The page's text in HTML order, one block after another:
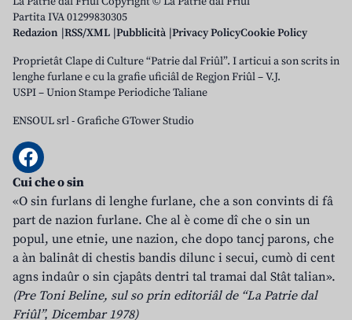
Partita IVA 01299830305
Redazion RSS/XML Pubblicità Privacy PolicyCookie Policy
Proprietât Clape di Culture “Patrie dal Friûl”. I articui a son scrits in
lenghe furlane e cu la grafie uficiâl de Regjon Friûl – V.J.
USPI – Union Stampe Periodiche Taliane
ENSOUL srl-Grafiche GTower Studio
Cui che o sin
«O sin furlans di lenghe furlane, che a son convints di fâ
part de nazion furlane. Che al è come dî che o sin un
popul, une etnie, une nazion, che dopo tancj parons, che
a àn balinât di chestis bandis dilunc i secui, cumò di cent
agns indaûr o sin cjapâts dentri tal tramai dal Stât talian».
(Pre Toni Beline, sul so prin editoriâl de “La Patrie dal
Friûl”, Dicembar 1978)